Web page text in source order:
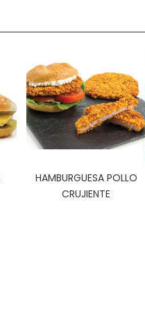
HAMBURGUESA POLLO
CRUJIENTE